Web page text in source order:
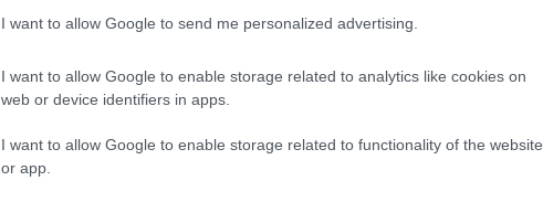
I want to allow Google to send me personalized advertising.
I want to allow Google to enable storage related to analytics like cookies on
web or device identifiers in apps.
I want to allow Google to enable storage related to functionality of the website
or app.